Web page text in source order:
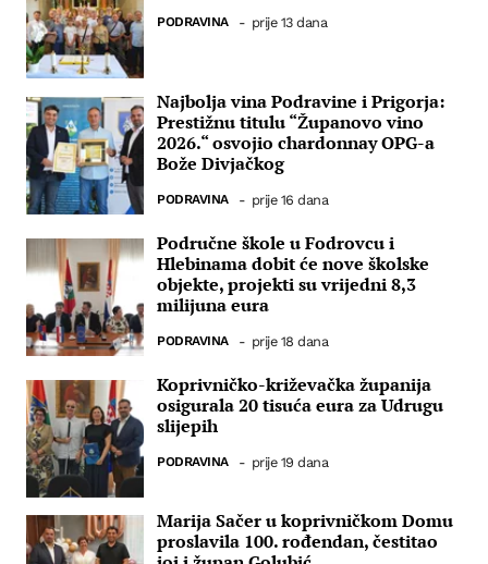
PODRAVINA - prije 13 dana
Najbolja vina Podravine i Prigorja:
Prestižnu titulu “Županovo vino
2026.“ osvojio chardonnay OPG-a
Bože Divjačkog
PODRAVINA - prije 16 dana
Područne škole u Fodrovcu i
Hlebinama dobit će nove školske
objekte, projekti su vrijedni 8,3
milijuna eura
PODRAVINA - prije 18 dana
Koprivničko-križevačka županija
osigurala 20 tisuća eura za Udrugu
slijepih
PODRAVINA - prije 19 dana
Marija Sačer u koprivničkom Domu
proslavila 100. rođendan, čestitao